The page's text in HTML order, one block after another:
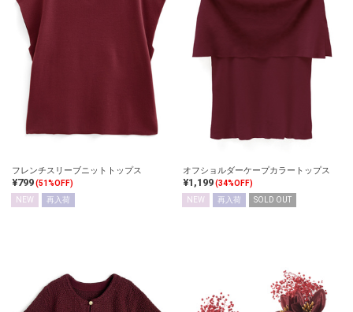
フレンチスリーブニットトップス
¥799(51%OFF)
NEW
再入荷
オフショルダーケープカラートップス
¥1,199(34%OFF)
NEW
再入荷 SOLD OUT